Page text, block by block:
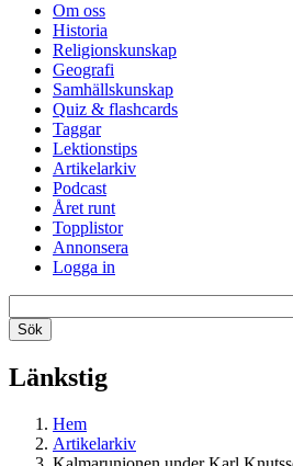
Om oss
Historia
Religionskunskap
Geografi
Samhällskunskap
Quiz & flashcards
Taggar
Lektionstips
Artikelarkiv
Podcast
Året runt
Topplistor
Annonsera
Logga in
Länkstig
Hem
Artikelarkiv